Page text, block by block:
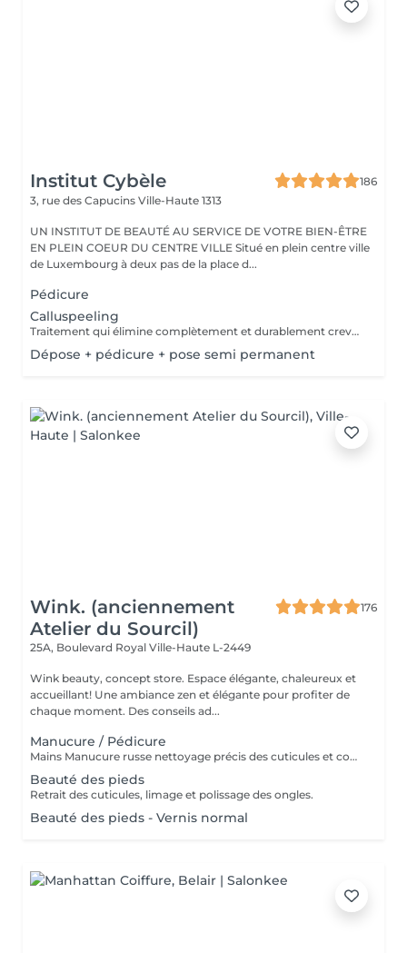
Institut Cybèle
186
3, rue des Capucins Ville-Haute 1313
UN INSTITUT DE BEAUTÉ AU SERVICE DE VOTRE BIEN-ÊTRE
EN PLEIN COEUR DU CENTRE VILLE Situé en plein centre ville
de Luxembourg à deux pas de la place d...
Pédicure
Calluspeeling
Traitement qui élimine complètement et durablement crevasses, durillons et callosités sans utiliser de lame ou instrument métallique.
Dépose + pédicure + pose semi permanent
Wink. (anciennement
Atelier du Sourcil)
176
25A, Boulevard Royal Ville-Haute L-2449
Wink beauty, concept store. Espace élégante, chaleureux et
accueillant! Une ambiance zen et élégante pour profiter de
chaque moment. Des conseils ad...
Manucure / Pédicure
Mains Manucure russe nettoyage précis des cuticules et contour des ongles. Application d'un vernis semi-permanent qui dure 3 à 4 semaines. Résultat naturel, brillant et résistant aux chocs. Pieds Retrait des cuticules, limage et polissage des ongles. Application de la base semi-permanent : protège l'ongle naturel et favorise l'adhérence. Application de la couleur semi-permanent : couche uniforme pour une finition parfaite.
Beauté des pieds
Retrait des cuticules, limage et polissage des ongles.
Beauté des pieds - Vernis normal